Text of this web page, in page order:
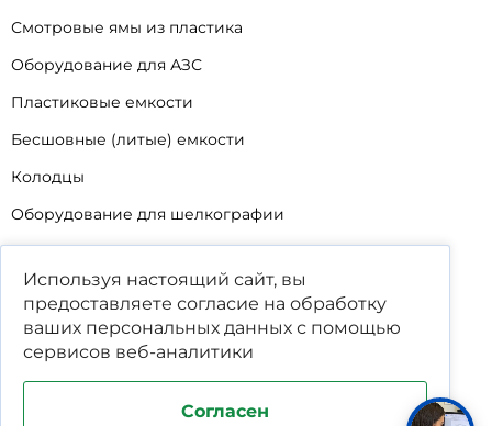
Смотровые ямы из пластика
Оборудование для АЗС
Пластиковые емкости
Бесшовные (литые) емкости
Колодцы
Оборудование для шелкографии
Кабины для промывки и напыления
Технические мойки
Биопрепараты
Сигнализатор уровня
Подставка под жироуловители
Используя настоящий сайт, вы
предоставляете согласие на обработку
ваших персональных данных с помощью
сервисов веб-аналитики
Согласен